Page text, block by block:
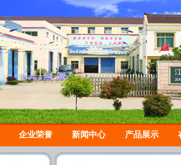
企业荣誉 新闻中心 产品展示